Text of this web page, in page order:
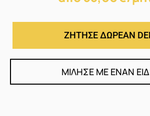
ΖΗΤΗΣΕ ΔΩΡΕΑΝ
ΜΙΛΗΣΕ ΜΕ ΕΝΑΝ